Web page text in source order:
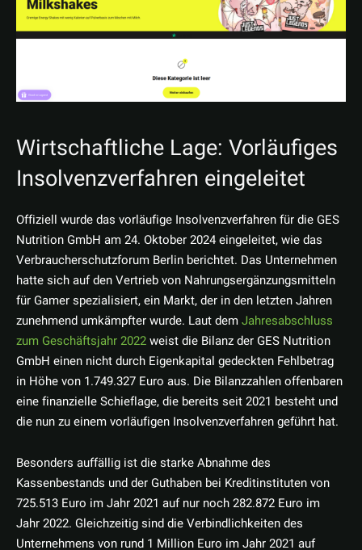
Wirtschaftliche Lage: Vorläufiges
Insolvenzverfahren eingeleitet
Offiziell wurde das vorläufige Insolvenzverfahren für die GES
Nutrition GmbH am 24. Oktober 2024 eingeleitet, wie das
Verbraucherschutzforum Berlin berichtet. Das Unternehmen
hatte sich auf den Vertrieb von Nahrungsergänzungsmitteln
für Gamer spezialisiert, ein Markt, der in den letzten Jahren
zunehmend umkämpfter wurde. Laut demJahresabschluss
zum Geschäftsjahr 2022weist die Bilanz der GES Nutrition
GmbH einen nicht durch Eigenkapital gedeckten Fehlbetrag
in Höhe von 1.749.327 Euro aus. Die Bilanzzahlen offenbaren
eine finanzielle Schieflage, die bereits seit 2021 besteht und
die nun zu einem vorläufigen Insolvenzverfahren geführt hat.
Besonders auffällig ist die starke Abnahme des
Kassenbestands und der Guthaben bei Kreditinstituten von
725.513 Euro im Jahr 2021 auf nur noch 282.872 Euro im
Jahr 2022. Gleichzeitig sind die Verbindlichkeiten des
Unternehmens von rund 1 Million Euro im Jahr 2021 auf